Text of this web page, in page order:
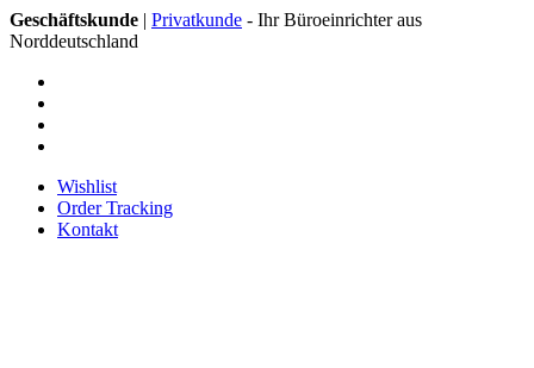
Geschäftskunde | Privatkunde - Ihr Büroeinrichter aus
Norddeutschland
Wishlist
Order Tracking
Kontakt